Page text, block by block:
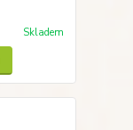
Skladem